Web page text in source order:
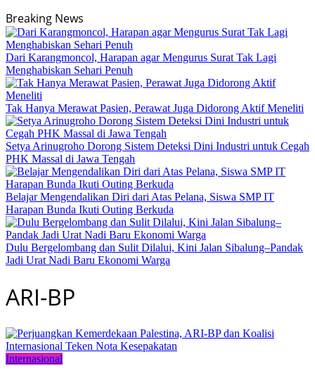
Breaking News
Dari Karangmoncol, Harapan agar Mengurus Surat Tak Lagi
Menghabiskan Sehari Penuh
Tak Hanya Merawat Pasien, Perawat Juga Didorong Aktif Meneliti
Setya Arinugroho Dorong Sistem Deteksi Dini Industri untuk Cegah
PHK Massal di Jawa Tengah
Belajar Mengendalikan Diri dari Atas Pelana, Siswa SMP IT
Harapan Bunda Ikuti Outing Berkuda
Dulu Bergelombang dan Sulit Dilalui, Kini Jalan Sibalung–Pandak
Jadi Urat Nadi Baru Ekonomi Warga
ARI-BP
Internasional